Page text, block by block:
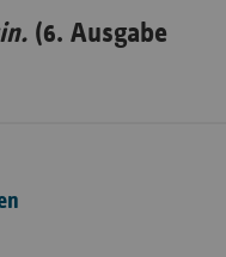
(6. Ausgabe